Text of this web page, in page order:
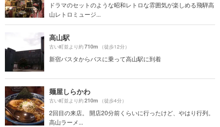
ドラマのセットのような昭和レトロな雰囲気が楽しめる飛騨高
山レトロミュージ...
高山駅
古い町並より約710m （徒歩12分）
新宿バスタからバスに乗って高山駅に到着
麺屋しらかわ
古い町並より約210m （徒歩4分）
2回目の来店。 開店20分前くらいに行ったけど、やはり行列。
高山ラーメ...